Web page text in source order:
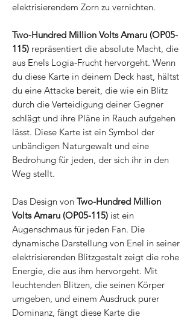
elektrisierendem Zorn zu vernichten.
Two-Hundred Million Volts Amaru (OP05-
115) repräsentiert die absolute Macht, die
aus Enels Logia-Frucht hervorgeht. Wenn
du diese Karte in deinem Deck hast, hältst
du eine Attacke bereit, die wie ein Blitz
durch die Verteidigung deiner Gegner
schlägt und ihre Pläne in Rauch aufgehen
lässt. Diese Karte ist ein Symbol der
unbändigen Naturgewalt und eine
Bedrohung für jeden, der sich ihr in den
Weg stellt.
Das Design von Two-Hundred Million
Volts Amaru (OP05-115) ist ein
Augenschmaus für jeden Fan. Die
dynamische Darstellung von Enel in seiner
elektrisierenden Blitzgestalt zeigt die rohe
Energie, die aus ihm hervorgeht. Mit
leuchtenden Blitzen, die seinen Körper
umgeben, und einem Ausdruck purer
Dominanz, fängt diese Karte die